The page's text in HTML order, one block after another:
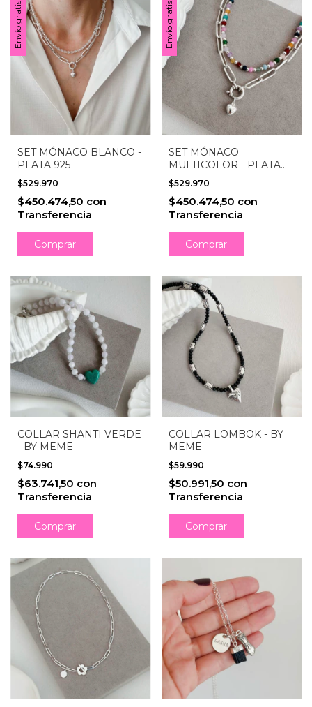
Envío gratis
SET MÓNACO BLANCO -
PLATA 925
$529.970
$450.474,50 con
Transferencia
Envío gratis
SET MÓNACO
MULTICOLOR - PLATA
925
$529.970
$450.474,50 con
Transferencia
COLLAR SHANTI VERDE
- BY MEME
$74.990
$63.741,50 con
Transferencia
COLLAR LOMBOK - BY
MEME
$59.990
$50.991,50 con
Transferencia